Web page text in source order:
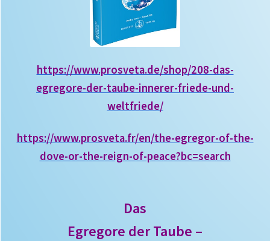
https://www.prosveta.de/shop/208-das-
egregore-der-taube-innerer-friede-und-
weltfriede/
https://www.prosveta.fr/en/the-egregor-of-the-
dove-or-the-reign-of-peace?bc=search
Das
Egregore der Taube –